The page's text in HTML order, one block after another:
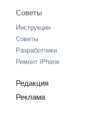
Советы
Инструкции
Советы
Разработчики
Ремонт iPhone
Редакция
Реклама